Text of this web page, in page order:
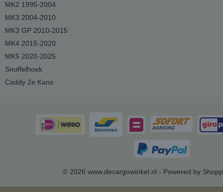
MK2 1995-2004
MK3 2004-2010
MK3 GP 2010-2015
MK4 2015-2020
MK5 2020-2025
Snuffelhoek
Caddy 2e Kans
© 2026 www.decargowinkel.nl - Powered by